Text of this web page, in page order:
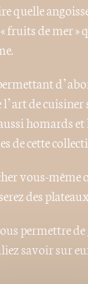
quelle
fruits de mer
l’art de
homards
de cette
vous-
des
permettre
savoir sur